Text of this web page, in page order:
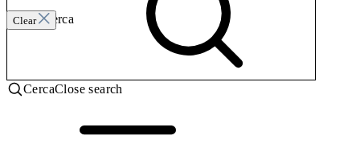
Clear
Invia ricerca
CercaClose search